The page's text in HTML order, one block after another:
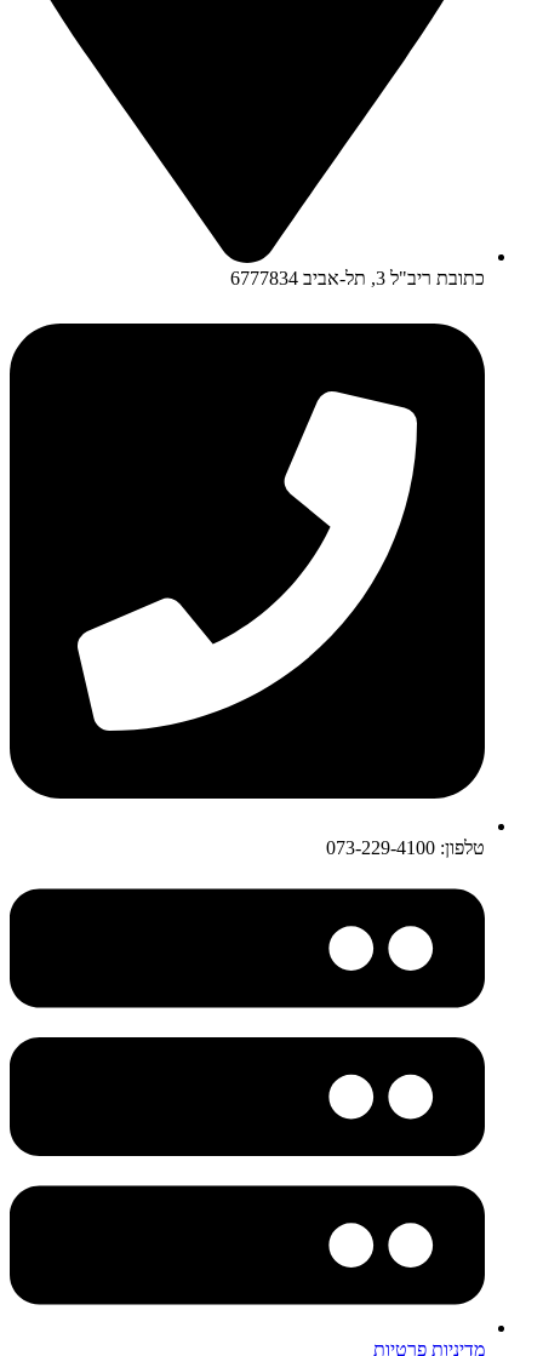
כתובת ריב"ל 3, תל-אביב 6777834
טלפון: 073-229-4100
מדיניות פרטיות